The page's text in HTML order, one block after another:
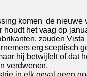
komen: de
het vaag op
zouden
erg sceptisch
hij betwijfelt of dat
verdwenen.
in elk geval geen